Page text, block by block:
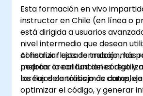
Esta formación en vivo
instructor en Chile (en línea o
está dirigida a usuarios
nivel intermedio que desean
construir flujos de trabajo más
mejorar la calidad del código y
tareas de análisis más
Al finalizar esta formación, los
podrán: crear funciones
los flujos de trabajo de datos,
optimizar el código, y generar